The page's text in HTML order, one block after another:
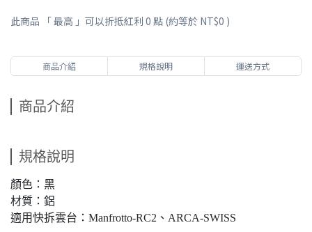
此商品 「 最高 」可以折抵紅利 0 點 (約等於 NT$0 )
商品介紹 規格說明 運送方式
商品介紹
規格說明
顏色：黑
材質：鋁
適用快拆雲台：Manfrotto-RC2、ARCA-SWISS